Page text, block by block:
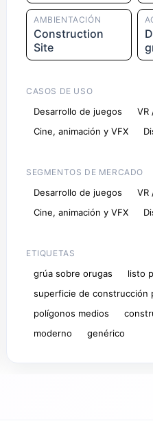
AMBIENTACIÓN
Construction
Site
CASOS DE USO
Desarrollo de juegos
VR
Cine, animación y VFX
SEGMENTOS DE MERCADO
Desarrollo de juegos
VR
Cine, animación y VFX
ETIQUETAS
grúa sobre orugas
listo
superficie de construcción
polígonos medios
moderno
genérico